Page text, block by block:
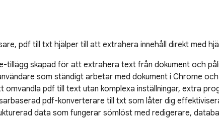
pdf till txt hjälper till att extrahera innehåll direkt med
tillägg skapad för att extrahera text från dokument och
som ständigt arbetar med dokument i Chrome
pdf till text utan komplexa inställningar, extra
pdf-konverterare till txt som låter dig
data som fungerar sömlöst med redigerare,